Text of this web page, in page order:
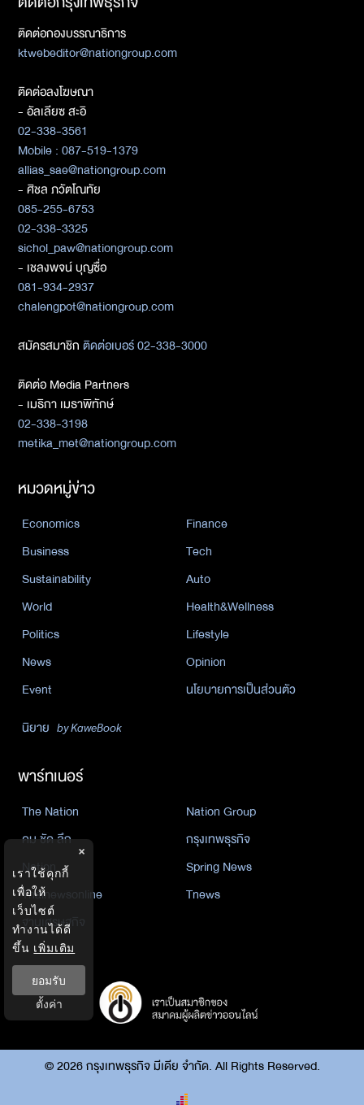
ติดต่อกองบรรณาธิการ
ktwebeditor@nationgroup.com
ติดต่อลงโฆษณา
- อัลเลียซ สะอิ
02-338-3561
Mobile : 087-519-1379
allias_sae@nationgroup.com
- ศิชล ภวัตโณทัย
085-255-6753
02-338-3325
sichol_paw@nationgroup.com
- เชลงพจน์ บุญซื่อ
081-934-2937
chalengpot@nationgroup.com
สมัครสมาชิกติดต่อเบอร์ 02-338-3000
ติดต่อ Media Partners
- เมธิกา เมธาพิทักษ์
02-338-3198
metika_met@nationgroup.com
หมวดหมู่ข่าว
Economics
Finance
Business
Tech
Sustainability
Auto
World
Health&Wellness
Politics
Lifestyle
News
Opinion
Event
นโยบายการเป็นส่วนตัว
นิยาย by KaweBook
พาร์ทเนอร์
The Nation
Nation Group
คม ชัด ลึก
กรุงเทพธุรกิจ
Nation
Spring News
Thainewsonline
Tnews
ฐานเศรษฐกิจ
©2026กรุงเทพธุรกิจ มีเดีย จำกัด. All Rights Reserved.
×
เราใช้คุกกี้
เพื่อให้
เว็บไซต์
ทำงานได้ดี
ขึ้น เพิ่มเติม
ยอมรับ
ตั้งค่า